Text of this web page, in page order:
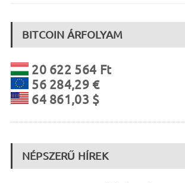
BITCOIN ÁRFOLYAM
20 622 564 Ft
56 284,29 €
64 861,03 $
NÉPSZERŰ HÍREK